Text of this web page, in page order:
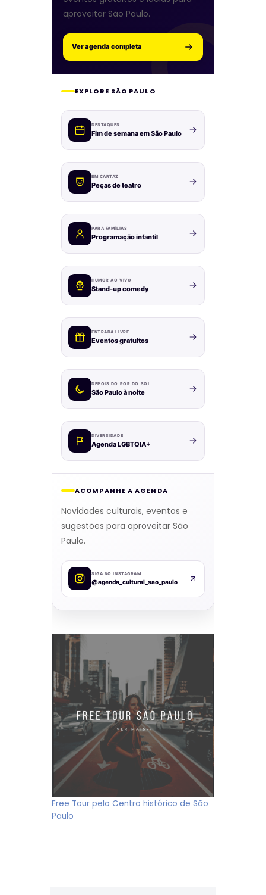
aproveitar São Paulo.
Ver agenda completa
EXPLORE SÃO PAULO
DESTAQUES
Fim de semana em São Paulo
EM CARTAZ
Peças de teatro
PARA FAMÍLIAS
Programação infantil
HUMOR AO VIVO
Stand-up comedy
ENTRADA LIVRE
Eventos gratuitos
DEPOIS DO PÔR DO SOL
São Paulo à noite
DIVERSIDADE
Agenda LGBTQIA+
ACOMPANHE A AGENDA
Novidades culturais, eventos e
sugestões para aproveitar São
Paulo.
SIGA NO INSTAGRAM
@agenda_cultural_sao_paulo
Free Tour pelo Centro histórico de São
Paulo